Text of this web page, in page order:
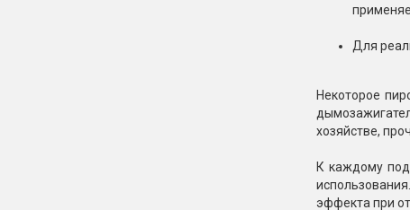
Для
Некоторое
хозяйстве,
К каждому
эффекта при